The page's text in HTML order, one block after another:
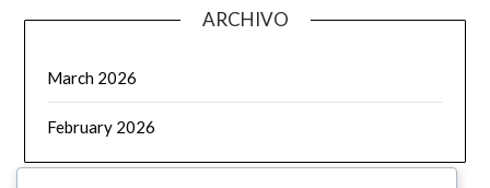
ARCHIVO
March 2026
February 2026